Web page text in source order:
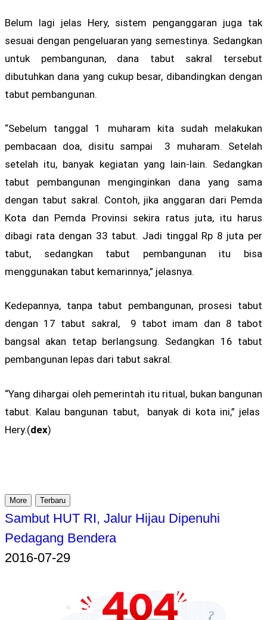
Belum lagi jelas Hery, sistem penganggaran juga tak
sesuai dengan pengeluaran yang semestinya. Sedangkan
untuk pembangunan, dana tabut sakral tersebut
dibutuhkan dana yang cukup besar, dibandingkan dengan
tabut pembangunan.
“Sebelum tanggal 1 muharam kita sudah melakukan
pembacaan doa, disitu sampai 3 muharam. Setelah
setelah itu, banyak kegiatan yang lain-lain. Sedangkan
tabut pembangunan menginginkan dana yang sama
dengan tabut sakral. Contoh, jika anggaran dari Pemda
Kota dan Pemda Provinsi sekira ratus juta, itu harus
dibagi rata dengan 33 tabut. Jadi tinggal Rp 8 juta per
tabut, sedangkan tabut pembangunan itu bisa
menggunakan tabut kemarinnya,” jelasnya.
Kedepannya, tanpa tabut pembangunan, prosesi tabut
dengan 17 tabut sakral, 9 tabot imam dan 8 tabot
bangsal akan tetap berlangsung. Sedangkan 16 tabut
pembangunan lepas dari tabut sakral.
“Yang dihargai oleh pemerintah itu ritual, bukan bangunan
tabut. Kalau bangunan tabut, banyak di kota ini,” jelas
Hery.(dex)
More Terbaru
Sambut HUT RI, Jalur Hijau Dipenuhi
Pedagang Bendera
2016-07-29